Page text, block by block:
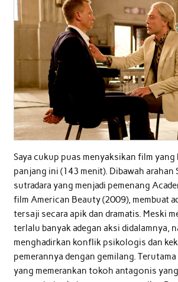
Saya cukup puas menyaksikan film yang
panjang ini (143 menit). Dibawah arahan
sutradara yang menjadi pemenang
film American Beauty (2009), membuat
tersaji secara apik dan dramatis. Meski
terlalu banyak adegan aksi didalamnya,
menghadirkan konflik psikologis dan
pemerannya dengan gemilang. Terutama
yang memerankan tokoh antagonis